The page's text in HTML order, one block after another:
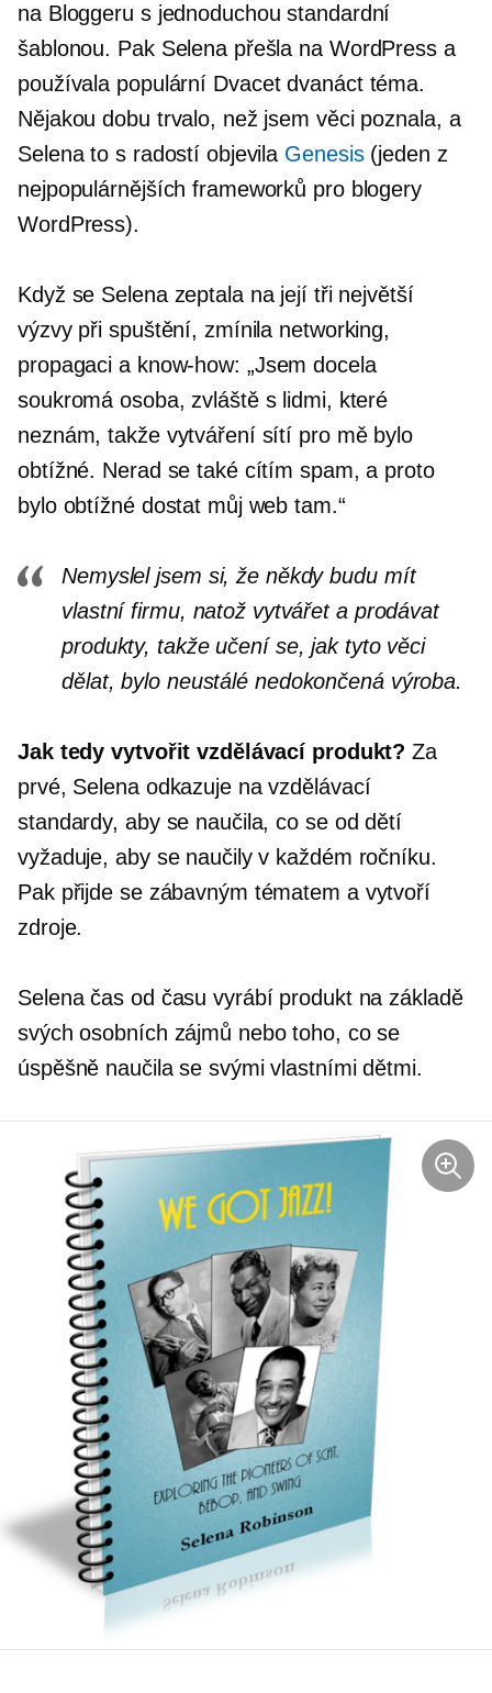
na Bloggeru s jednoduchou standardní
šablonou. Pak Selena přešla na WordPress a
používala populární Dvacet dvanácttéma.
Nějakou dobu trvalo, než jsem věci poznala, a
Selena to s radostí objevila Genesis(jeden z
nejpopulárnějších frameworků pro blogery
WordPress).
Když se Selena zeptala na její tři největší
výzvy při spuštění, zmínila networking,
propagaci a know-how: „Jsem docela
soukromá osoba, zvláště s lidmi, které
neznám, takže vytváření sítí pro mě bylo
obtížné. Nerad se také cítím spam, a proto
bylo obtížné dostat můj web tam.“
Nemyslel jsem si, že někdy budu mít
vlastní firmu, natož vytvářet a prodávat
produkty, takže učení se, jak tyto věci
dělat, bylo neustálé nedokončená výroba.
Jak tedy vytvořit vzdělávací produkt? Za
prvé, Selena odkazuje na vzdělávací
standardy, aby se naučila, co se od dětí
vyžaduje, aby se naučily v každém ročníku.
Pak přijde se zábavným tématem a vytvoří
zdroje.
Selena čas od času vyrábí produkt na základě
svých osobních zájmů nebo toho, co se
úspěšně naučila se svými vlastními dětmi.